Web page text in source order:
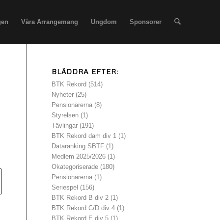
Våra Arrangemang Ungdom Sponsorer
BLÄDDRA EFTER:
BTK Rekord (514)
Nyheter (25)
Pensionärerna (8)
Styrelsen (1)
Tävlingar (191)
BTK Rekord dam div 1 (1)
Dataranking SBTF (1)
Medlem 2025/2026 (1)
Okategoriserade (180)
Pensionärerna (1)
Seriespel (156)
BTK Rekord B div 2 (1)
BTK Rekord C/D div 4 (1)
BTK Rekord E div 5 (1)